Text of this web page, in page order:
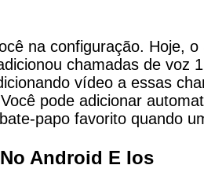
na configuração. Hoje,
chamadas de voz
vídeo a essas
pode adicionar
papo favorito quando
Android E Ios